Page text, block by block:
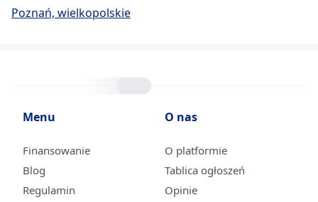
Poznań, wielkopolskie
Menu
Finansowanie
Blog
Regulamin
O nas
O platformie
Tablica ogłoszeń
Opinie